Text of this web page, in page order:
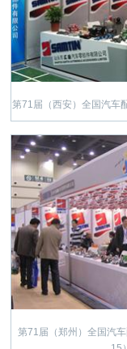
第71届（西安）全国汽车
第71届（郑州）全国汽